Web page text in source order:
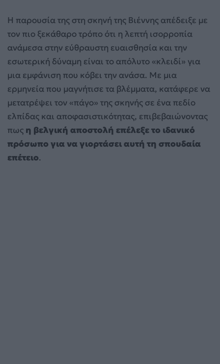
Η παρουσία της στη σκηνή της Βιέννης απέδειξε με
τον πιο ξεκάθαρο τρόπο ότι η λεπτή ισορροπία
ανάμεσα στην εύθραυστη ευαισθησία και την
εσωτερική δύναμη είναι το απόλυτο «κλειδί» για
μια εμφάνιση που κόβει την ανάσα. Με μια
ερμηνεία που μαγνήτισε τα βλέμματα, κατάφερε να
μετατρέψει τον «πάγο» της σκηνής σε ένα πεδίο
ελπίδας και αποφασιστικότητας, επιβεβαιώνοντας
πως η βελγική αποστολή επέλεξε το ιδανικό
πρόσωπο για να γιορτάσει αυτή τη σπουδαία
επέτειο.